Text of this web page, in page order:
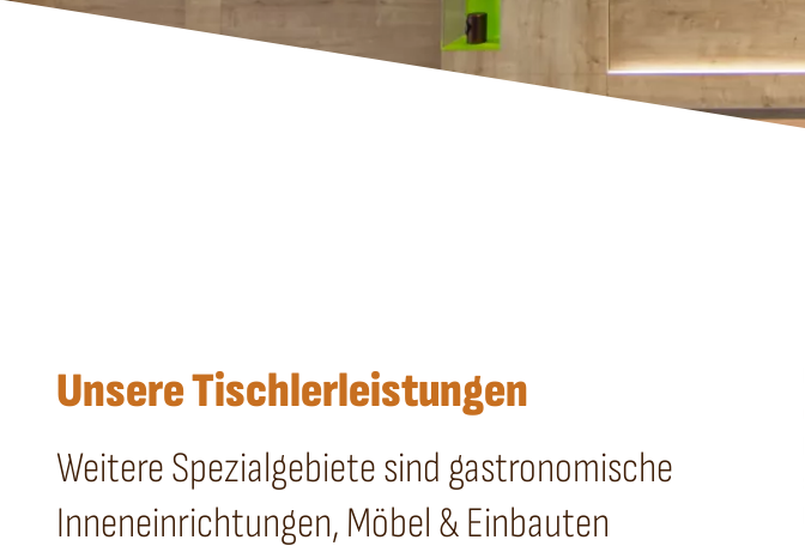
Unsere Tischlerleistungen
Weitere Spezialgebiete sind gastronomische
Inneneinrichtungen, Möbel & Einbauten